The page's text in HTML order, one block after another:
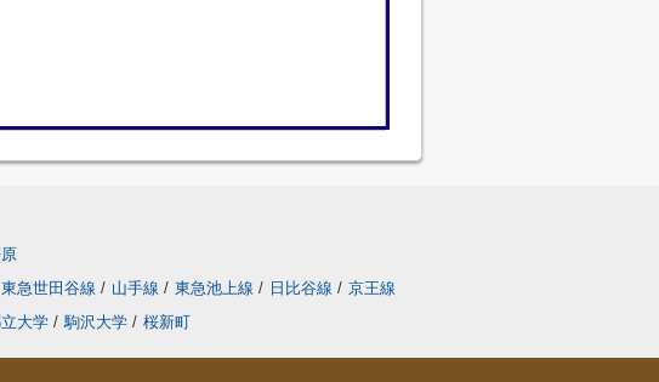
東急世田谷線 / 山手線 / 東急池上線 / 日比谷線 / 京王線
大学 / 駒沢大学 / 桜新町